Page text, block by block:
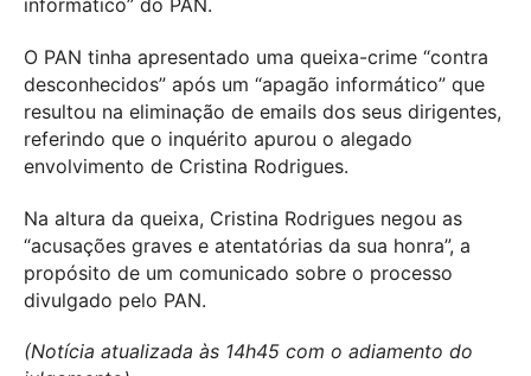
O PAN tinha apresentado uma queixa-crime “contra
desconhecidos” após um “apagão informático” que
resultou na eliminação de emails dos seus dirigentes,
referindo que o inquérito apurou o alegado
envolvimento de Cristina Rodrigues.
Na altura da queixa, Cristina Rodrigues negou as
“acusações graves e atentatórias da sua honra”, a
propósito de um comunicado sobre o processo
divulgado pelo PAN.
(Notícia atualizada às 14h45 com o adiamento do